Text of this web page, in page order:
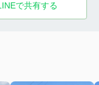
で共有する